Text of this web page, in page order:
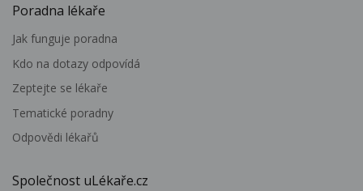
Poradna lékaře
Jak funguje poradna
Kdo na dotazy odpovídá
Zeptejte se lékaře
Tematické poradny
Odpovědi lékařů
Společnost uLékaře.cz